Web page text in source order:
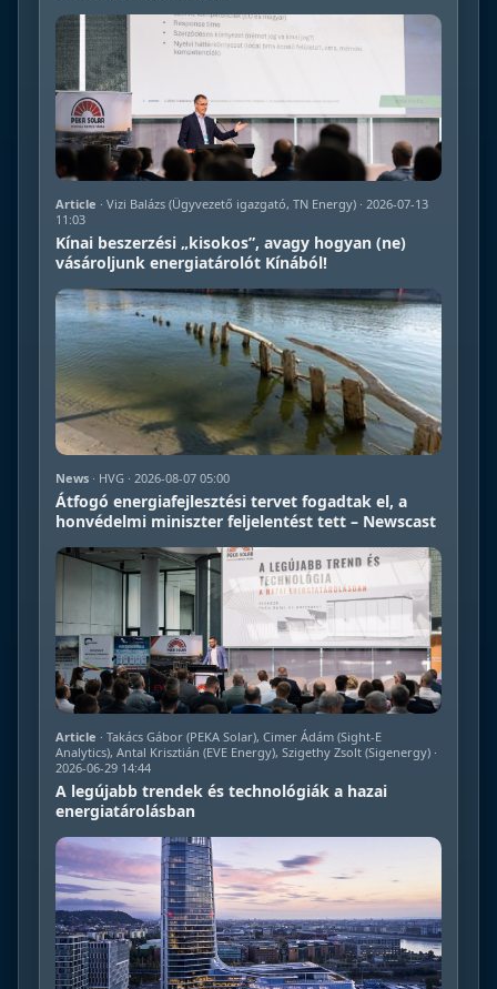
Article · Vizi Balázs (Ügyvezető igazgató, TN Energy) · 2026-07-13
11:03
Kínai beszerzési „kisokos”, avagy hogyan (ne)
vásároljunk energiatárolót Kínából!
News · HVG · 2026-08-07 05:00
Átfogó energiafejlesztési tervet fogadtak el, a
honvédelmi miniszter feljelentést tett – Newscast
Article · Takács Gábor (PEKA Solar), Cimer Ádám (Sight-E
Analytics), Antal Krisztián (EVE Energy), Szigethy Zsolt (Sigenergy) ·
2026-06-29 14:44
A legújabb trendek és technológiák a hazai
energiatárolásban